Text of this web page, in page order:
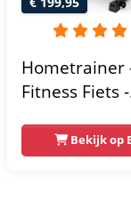
Hometrainer
Fitness Fiets -
Vliegwiel -
Incl App -
Bekijk op